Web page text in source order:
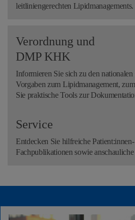
leitliniengerechten Lipidmanagements.
Verordnung und
DMP KHK
Informieren Sie sich zu den
Vorgaben zum Lipidmanagement,
Sie praktische Tools zur
Service
Entdecken Sie hilfreiche
Fachpublikationen sowie